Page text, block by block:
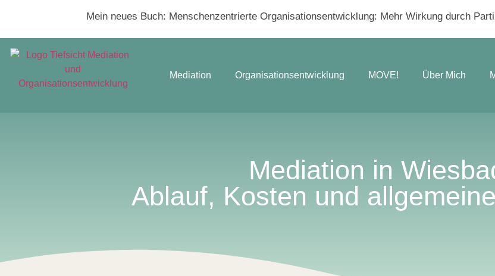
Mein neues Buch: Menschenzentrierte Organisationsentwicklung: Mehr Wirkung durch
Mediation Organisationsentwicklung MOVE! Über Mich
Mediation in
Ablauf, Kosten und